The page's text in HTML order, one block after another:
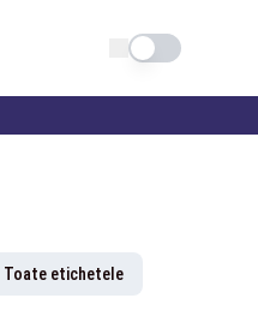
Schimba tema
Toate etichetele